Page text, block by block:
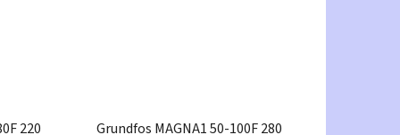
220
Grundfos MAGNA1 50-100F 280